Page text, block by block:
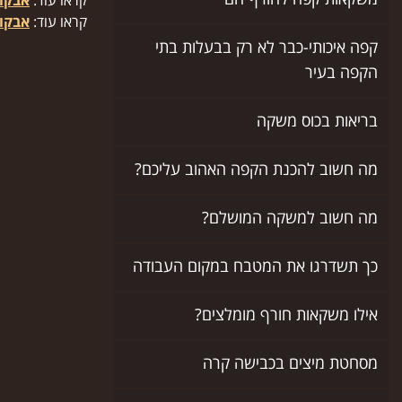
קפה איכותי-כבר לא רק בבעלות בתי
הקפה בעיר
בריאות בכוס משקה
מה חשוב להכנת הקפה האהוב עליכם?
מה חשוב למשקה המושלם?
כך תשדרגו את המטבח במקום העבודה
אילו משקאות חורף מומלצים?
מסחטת מיצים בכבישה קרה
קראו עוד: